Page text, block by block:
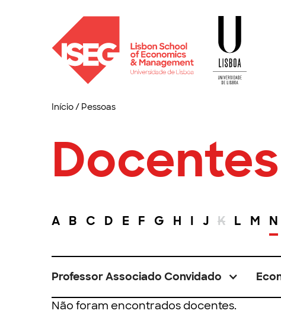
Início/ Pessoas
Docentes
A B C D E F G H I J K L M N
Professor Associado Convidado
Não foram encontrados docentes.